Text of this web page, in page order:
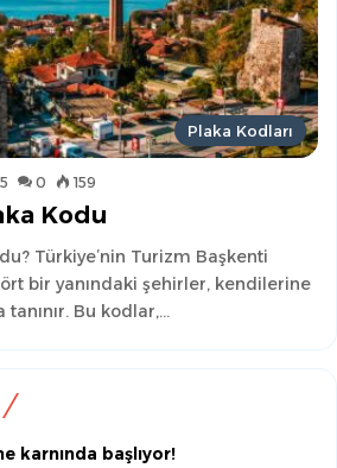
Plaka Kodları
0 159
Kodu
Türkiye’nin Turizm Başkenti
bir yanındaki şehirler, kendilerine
Bu kodlar,…
karnında başlıyor!